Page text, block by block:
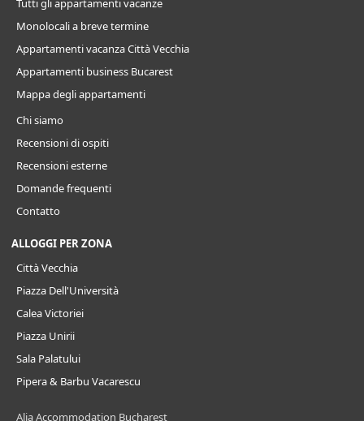
Tutti gli appartamenti vacanze
Monolocali a breve termine
Appartamenti vacanza Città Vecchia
Appartamenti business Bucarest
Mappa degli appartamenti
Chi siamo
Recensioni di ospiti
Recensioni esterne
Domande frequenti
Contatto
ALLOGGI PER ZONA
Città Vecchia
Piazza Dell'Università
Calea Victoriei
Piazza Unirii
Sala Palatului
Pipera & Barbu Vacarescu
Alia Accommodation Bucharest